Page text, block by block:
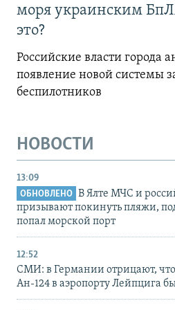
моря украинским
это?
Российские власти города
появление новой системы
беспилотников
НОВОСТИ
13:09
ОБНОВЛЕНО
В Ялте МЧС и
призывают покинуть пляжи,
попал морской порт
12:52
СМИ: в Германии отрицают,
Ан-124 в аэропорту Лейпцига